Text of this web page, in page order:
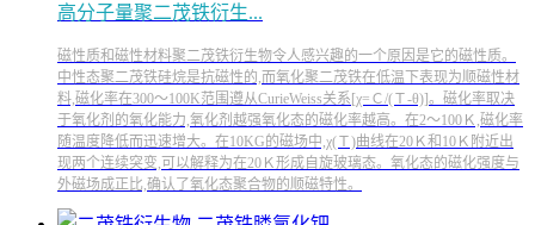
高分子量聚二茂铁衍生...
磁性质和磁性材料聚二茂铁衍生物令人感兴趣的一个原因是它的磁性质。
中性态聚二茂铁硅烷是抗磁性的,而氧化聚二茂铁在低温下表现为顺磁性材
料,磁化率在300～100K范围遵从CurieWeiss关系[χ=Ｃ/(Ｔ-θ)]。磁化率取决
于氧化剂的氧化能力,氧化剂越强氧化态的磁化率越高。在2～100Ｋ,磁化率
随温度降低而迅速增大。在10KG的磁场中,χ(Ｔ)曲线在20Ｋ和10Ｋ附近出
现两个连续突变,可以解释为在20Ｋ形成自旋玻璃态。氧化态的磁化强度与
外磁场成正比,确认了氧化态聚合物的顺磁特性。